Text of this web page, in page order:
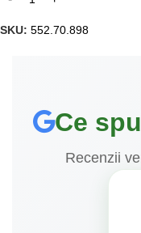
SKU: 552.70.898
Ce
Recenzii